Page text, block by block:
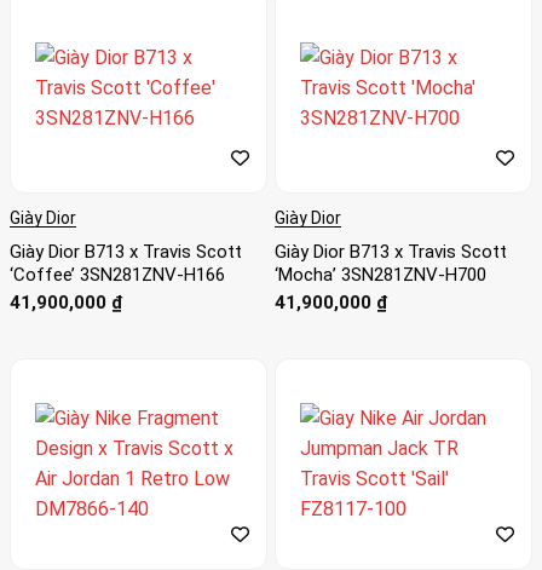
Giày Dior
Giày Dior B713 x Travis Scott
‘Coffee’ 3SN281ZNV-H166
41,900,000 ₫
Giày Dior
Giày Dior B713 x Travis Scott
‘Mocha’ 3SN281ZNV-H700
41,900,000 ₫